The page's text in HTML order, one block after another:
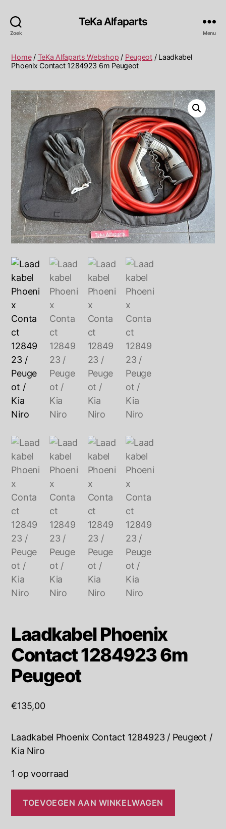
Zoek
TeKa Alfaparts
Menu
Home/ TeKa Alfaparts Webshop / Peugeot/ Laadkabel
Phoenix Contact 1284923 6m Peugeot
Laadkabel Phoenix
Contact 1284923 6m
Peugeot
€135,00
Laadkabel Phoenix Contact 1284923 / Peugeot /
Kia Niro
1 op voorraad
Phoenix
Contact
TOEVOEGEN AAN WINKELWAGEN